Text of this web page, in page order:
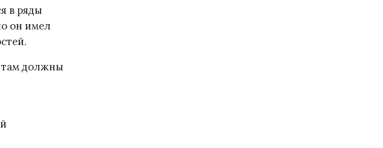
в ряды
он имел
там должны